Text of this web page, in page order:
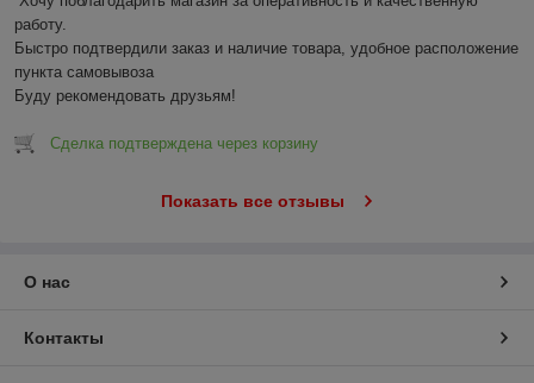
работу.
Быстро подтвердили заказ и наличие товара, удобное расположение
пункта самовывоза
Буду рекомендовать друзьям!
Сделка подтверждена через корзину
Показать все отзывы
О нас
Контакты